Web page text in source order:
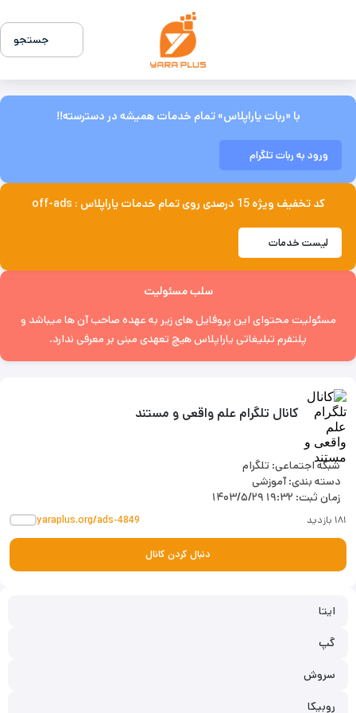
جستجو
با «ربات یاراپلاس» تمام خدمات همیشه در دسترسته!!
ورود به ربات تلگرام
کد تخفیف ویژه 15 درصدی روی تمام خدمات یاراپلاس : off-ads
لیست خدمات
سلب مسئولیت
مسئولیت محتوای این پروفایل های زیر به عهده صاحب آن ها میباشد و
پلتفرم تبلیغاتی یاراپلاس هیچ تعهدی مبنی بر معرفی ندارد.
کانال تلگرام علم واقعی و مستند
شبکه اجتماعی: تلگرام
دسته بندی: آموزشی
زمان ثبت: ۱۴۰۳/۵/۲۹ ۱۹:۳۲
۱۸۱ بازدید yaraplus.org/ads-4849
دنبال کردن کانال
ایتا
گپ
سروش
روبیکا